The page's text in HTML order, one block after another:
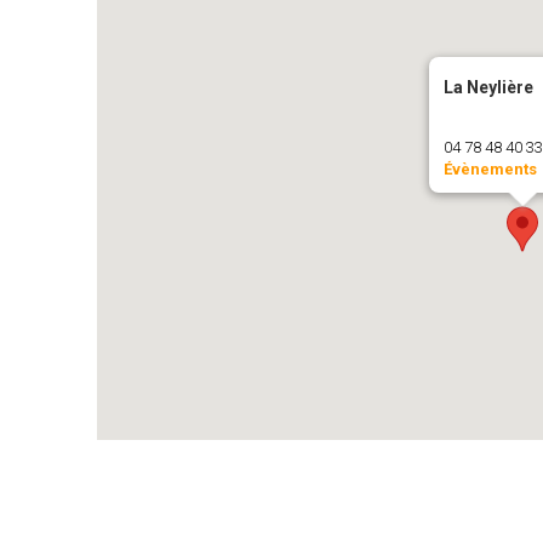
La Neylière
04 78 48 40
Évènements